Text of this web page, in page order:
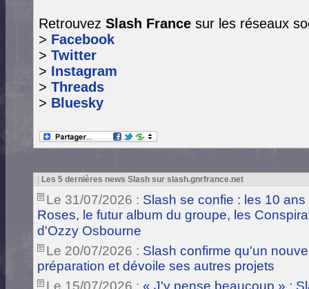
Retrouvez Slash France sur les réseaux
> Facebook
> Twitter
> Instagram
> Threads
> Bluesky
Les 5 dernières news Slash sur slash.gnrfrance.net
Le 31/07/2026 : Slash se confie : les 10
Roses, le futur album du groupe, les
d'Ozzy Osbourne
Le 20/07/2026 : Slash confirme qu'un
préparation et dévoile ses autres projets
Le 15/07/2026 : « J'y pense beaucoup » :